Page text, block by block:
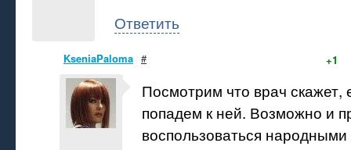
Ответить
KseniaPaloma # +1
Посмотрим что врач скажет,
попадем к ней. Возможно и
воспользоваться